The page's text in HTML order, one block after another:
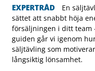
EXPERTRÅD
En
sättet att snabbt höja
försäljningen i ditt team
guiden går vi igenom
säljtävling som
långsiktig lönsamhet.